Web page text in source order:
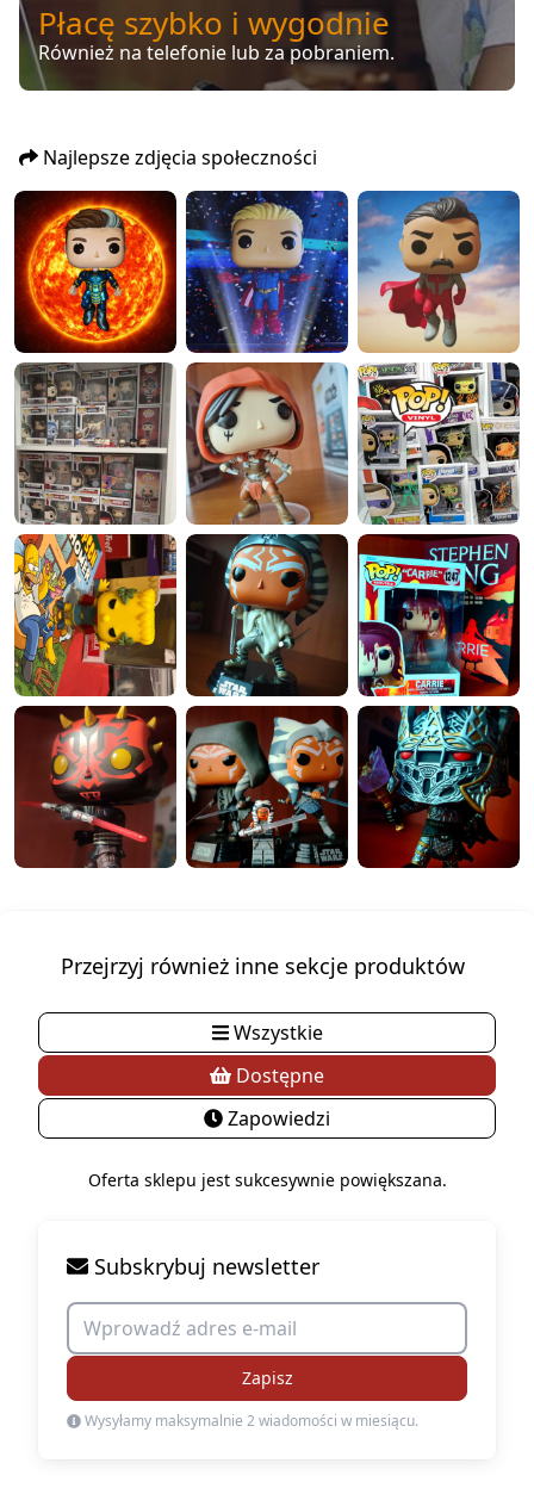
Płacę szybko i wygodnie
Również na telefonie lub za pobraniem.
Najlepsze zdjęcia społeczności
Przejrzyj również inne sekcje produktów
Wszystkie
Dostępne
Zapowiedzi
Oferta sklepu jest sukcesywnie powiększana.
Subskrybuj newsletter
Zapisz
Wysyłamy maksymalnie 2 wiadomości w miesiącu.